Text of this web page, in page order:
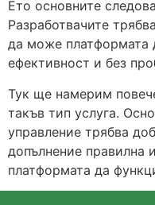
Ето основните
Разработвачите
да може платформата
ефективност и без
Тук ще намерим
такъв тип услуга.
управление трябва
допълнение правилна
платформата да